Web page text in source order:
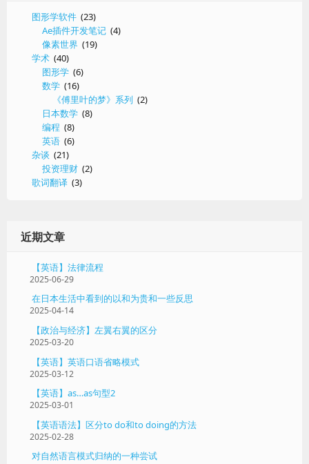
图形学软件 (23)
Ae插件开发笔记 (4)
像素世界 (19)
学术 (40)
图形学 (6)
数学 (16)
《傅里叶的梦》系列 (2)
日本数学 (8)
编程 (8)
英语 (6)
杂谈 (21)
投资理财 (2)
歌词翻译 (3)
近期文章
【英语】法律流程
2025-06-29
在日本生活中看到的以和为贵和一些反思
2025-04-14
【政治与经济】左翼右翼的区分
2025-03-20
【英语】英语口语省略模式
2025-03-12
【英语】as…as句型2
2025-03-01
【英语语法】区分to do和to doing的方法
2025-02-28
对自然语言模式归纳的一种尝试